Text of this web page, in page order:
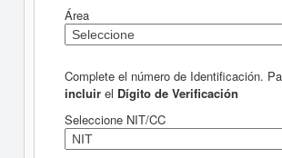
Área
Complete el número de Identificación.
incluirel Dígito de Verificación
Seleccione NIT/CC